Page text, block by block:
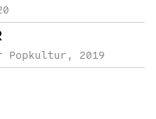
Popkultur 2019